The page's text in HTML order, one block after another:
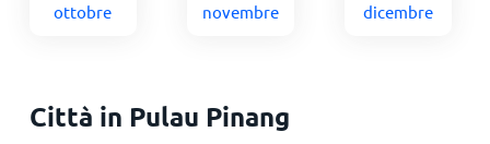
ottobre novembre dicembre
Città in Pulau Pinang